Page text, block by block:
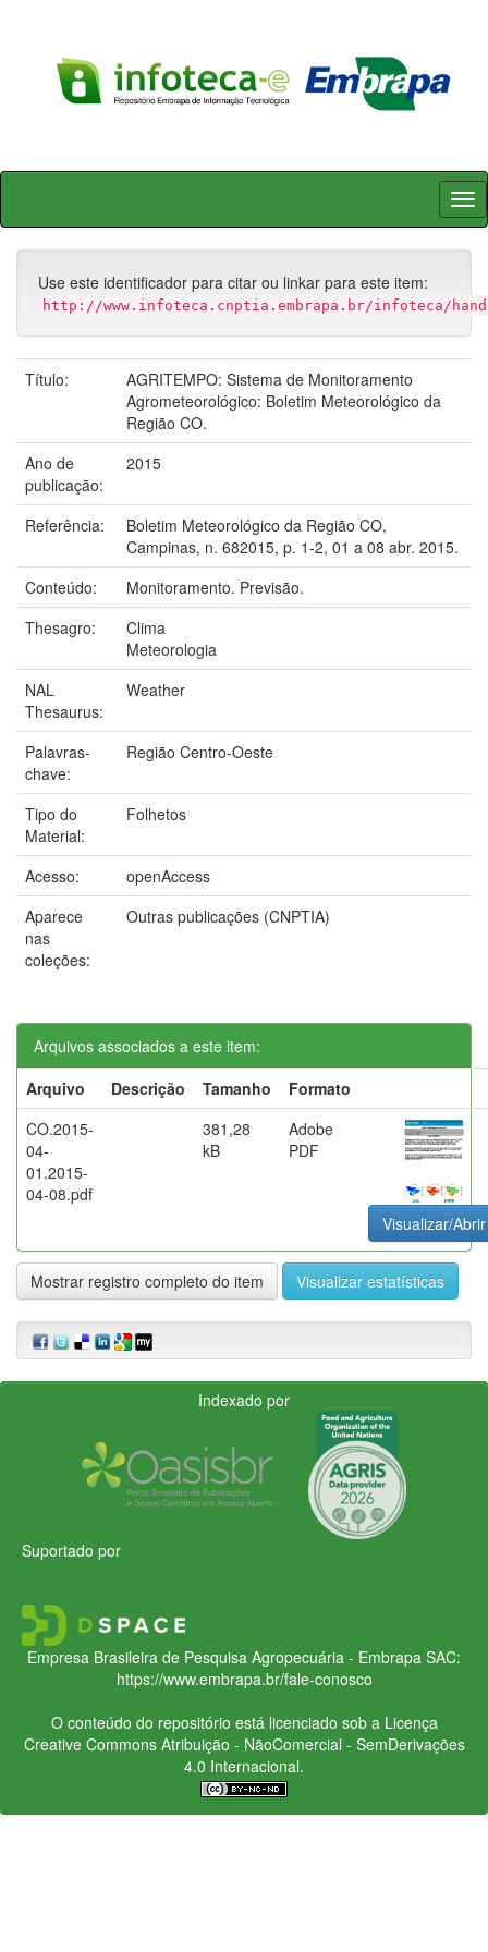
Skip
Use este identificador para citar ou linkar para este item:
http://www.infoteca.cnptia.embrapa.br/infoteca/
Título:
AGRITEMPO: Sistema de Monitoramento
Agrometeorológico: Boletim Meteorológico da
Região CO.
Ano de
publicação:
2015
Referência:
Boletim Meteorológico da Região CO,
Campinas, n. 682015, p. 1-2, 01 a 08 abr. 2015.
Conteúdo:
Monitoramento. Previsão.
Thesagro:
Clima
Meteorologia
NAL
Thesaurus:
Weather
Palavras-
chave:
Região Centro-Oeste
Tipo do
Material:
Folhetos
Acesso:
openAccess
Aparece
nas
coleções:
Outras publicações (CNPTIA)
Arquivos associados a este item:
Arquivo
Descrição Tamanho
Formato
CO.2015-
04-
01.2015-
04-08.pdf
381,28
kB
Adobe
PDF
Visualizar/Abrir
Mostrar registro completo do item Visualizar estatísticas
Indexado por
Suportado por
Empresa Brasileira de Pesquisa Agropecuária - Embrapa SAC:
https://www.embrapa.br/fale-conosco
O conteúdo do repositório está licenciado sob a Licença
Creative CommonsAtribuição - NãoComercial - SemDerivações
4.0 Internacional.